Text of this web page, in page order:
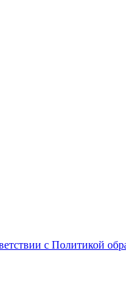
с Политикой